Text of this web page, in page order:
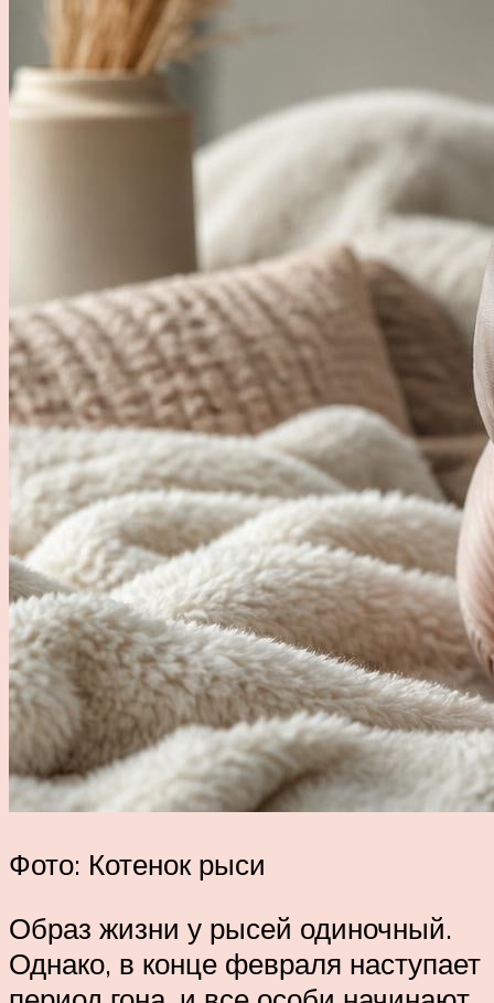
Фото: Котенок рыси
Образ жизни у рысей одиночный.
Однако, в конце февраля наступает